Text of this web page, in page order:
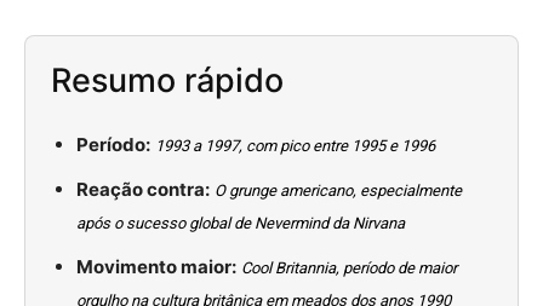
Resumo rápido
Período: 1993 a 1997, com pico entre 1995 e 1996
Reação contra: O grunge americano, especialmente
após o sucesso global de Nevermind da Nirvana
Movimento maior: Cool Britannia, período de maior
orgulho na cultura britânica em meados dos anos 1990